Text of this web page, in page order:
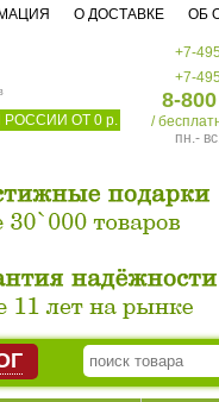
ОТ 0 р.
+7-495
+7-495
8-
/
пн.-
О ДОСТАВКЕ ОБ